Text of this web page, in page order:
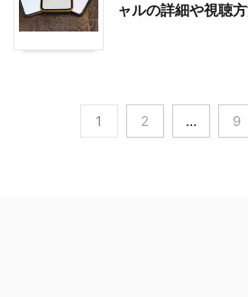
ャルの詳細や視聴
1 2 … 9